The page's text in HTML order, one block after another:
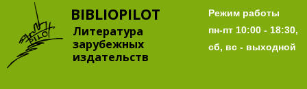
BIBLIOPILOT
Литература
зарубежных
издательств
Режим работы
пн-пт 10:00 - 18:30,
сб, вс - выходной